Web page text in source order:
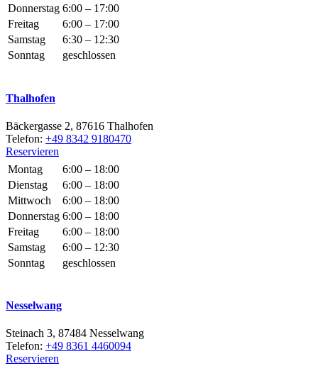
Donnerstag 6:00 – 17:00
Freitag
6:00 – 17:00
Samstag
6:30 – 12:30
Sonntag
geschlossen
Thalhofen
Bäckergasse 2, 87616 Thalhofen
Telefon: +49 8342 9180470
Reservieren
Montag
6:00 – 18:00
Dienstag
6:00 – 18:00
Mittwoch
6:00 – 18:00
Donnerstag 6:00 – 18:00
Freitag
6:00 – 18:00
Samstag
6:00 – 12:30
Sonntag
geschlossen
Nesselwang
Steinach 3, 87484 Nesselwang
Telefon: +49 8361 4460094
Reservieren